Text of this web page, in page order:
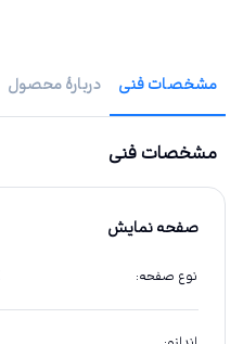
مشخصات فنی دربارهٔ محصول
مشخصات فنی
صفحه نمایش
نوع صفحه: